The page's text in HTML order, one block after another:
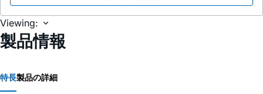
Viewing:
製品情報
特長製品の詳細